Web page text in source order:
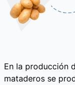
En la producción
mataderos se